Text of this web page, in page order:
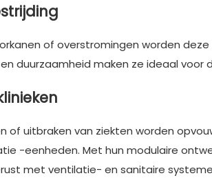
of overstromingen worden
duurzaamheid maken ze ideaal voor
of uitbraken van ziekten worden
-eenheden. Met hun modulaire
met ventilatie- en sanitaire